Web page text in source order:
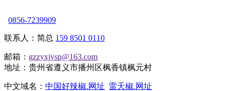
0856-7239909
联系人：简总 159 8501 0110
邮箱： gzzyxjysp@163.com
地址：贵州省遵义市播州区枫香镇枫元村
中文域名： 中国好辣椒.网址 雷天椒.网址